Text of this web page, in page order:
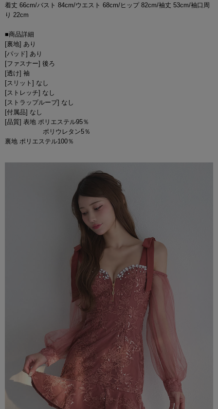
着丈 66cm/バスト 84cm/ウエスト 68cm/ヒップ 82cm/袖丈 53cm/袖口周
り 22cm
■商品詳細
[裏地] あり
[パッド] あり
[ファスナー] 後ろ
[透け] 袖
[スリット] なし
[ストレッチ] なし
[ストラップループ] なし
[付属品] なし
[品質] 表地 ポリエステル95％
ポリウレタン5％
裏地 ポリエステル100％